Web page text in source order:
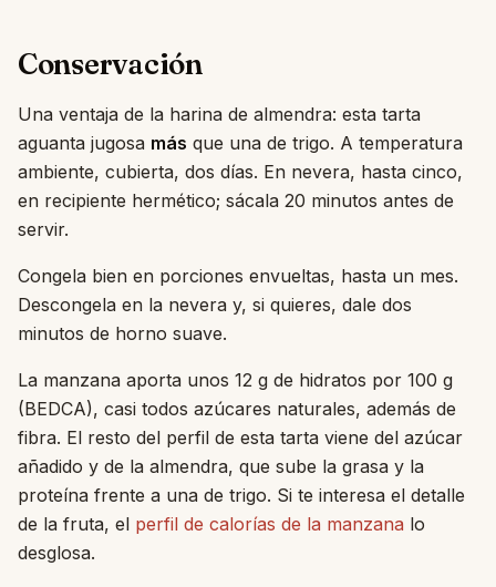
Conservación
Una ventaja de la harina de almendra: esta tarta
aguanta jugosa más que una de trigo. A temperatura
ambiente, cubierta, dos días. En nevera, hasta cinco,
en recipiente hermético; sácala 20 minutos antes de
servir.
Congela bien en porciones envueltas, hasta un mes.
Descongela en la nevera y, si quieres, dale dos
minutos de horno suave.
La manzana aporta unos 12 g de hidratos por 100 g
(BEDCA), casi todos azúcares naturales, además de
fibra. El resto del perfil de esta tarta viene del azúcar
añadido y de la almendra, que sube la grasa y la
proteína frente a una de trigo. Si te interesa el detalle
de la fruta, el perfil de calorías de la manzana lo
desglosa.